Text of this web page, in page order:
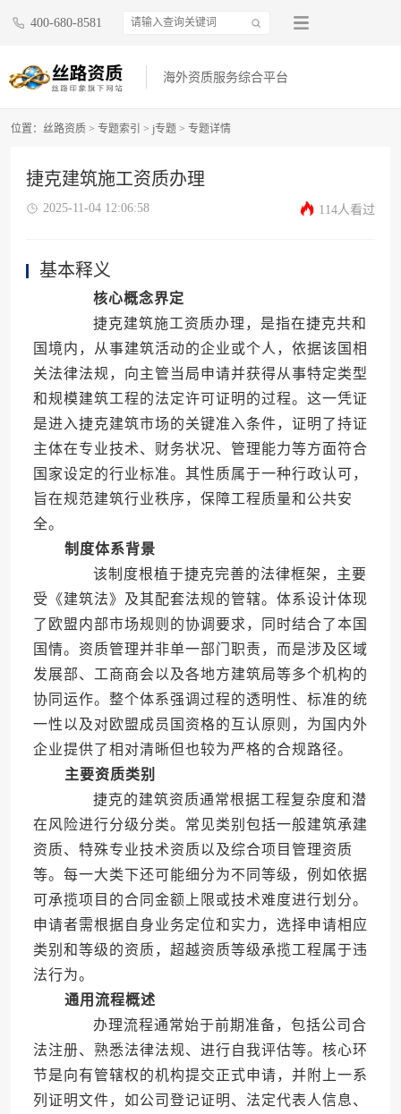
400-680-8581
海外资质服务综合平台
位置： 丝路资质 > 专题索引 > j专题 > 专题详情
捷克建筑施工资质办理
2025-11-04 12:06:58 114人看过
基本释义
核心概念界定
捷克建筑施工资质办理，是指在捷克共和
国境内，从事建筑活动的企业或个人，依据该国相
关法律法规，向主管当局申请并获得从事特定类型
和规模建筑工程的法定许可证明的过程。这一凭证
是进入捷克建筑市场的关键准入条件，证明了持证
主体在专业技术、财务状况、管理能力等方面符合
国家设定的行业标准。其性质属于一种行政认可，
旨在规范建筑行业秩序，保障工程质量和公共安
全。
制度体系背景
该制度根植于捷克完善的法律框架，主要
受《建筑法》及其配套法规的管辖。体系设计体现
了欧盟内部市场规则的协调要求，同时结合了本国
国情。资质管理并非单一部门职责，而是涉及区域
发展部、工商商会以及各地方建筑局等多个机构的
协同运作。整个体系强调过程的透明性、标准的统
一性以及对欧盟成员国资格的互认原则，为国内外
企业提供了相对清晰但也较为严格的合规路径。
主要资质类别
捷克的建筑资质通常根据工程复杂度和潜
在风险进行分级分类。常见类别包括一般建筑承建
资质、特殊专业技术资质以及综合项目管理资质
等。每一大类下还可能细分为不同等级，例如依据
可承揽项目的合同金额上限或技术难度进行划分。
申请者需根据自身业务定位和实力，选择申请相应
类别和等级的资质，超越资质等级承揽工程属于违
法行为。
通用流程概述
办理流程通常始于前期准备，包括公司合
法注册、熟悉法律法规、进行自我评估等。核心环
节是向有管辖权的机构提交正式申请，并附上一系
列证明文件，如公司登记证明、法定代表人信息、